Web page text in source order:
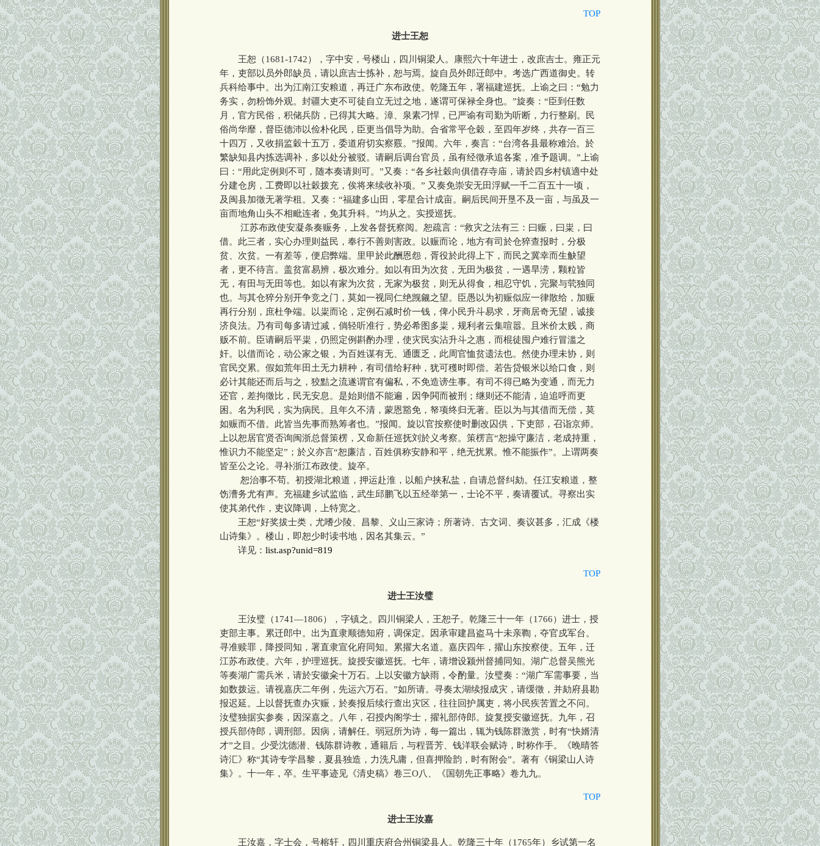
TOP
进士王恕
王恕（1681-1742），字中安，号楼山，四川铜梁人。康熙六十年进士，改庶吉士。雍正元
年，吏部以员外郎缺员，请以庶吉士拣补，恕与焉。旋自员外郎迁郎中。考选广西道御史。转
兵科给事中。出为江南江安粮道，再迁广东布政使。乾隆五年，署福建巡抚。上谕之曰：“勉力
务实，勿粉饰外观。封疆大吏不可徒自立无过之地，遂谓可保禄全身也。”旋奏：“臣到任数
月，官方民俗，积储兵防，已得其大略。漳、泉素刁悍，已严谕有司勤为听断，力行整刷。民
俗尚华靡，督臣德沛以俭朴化民，臣更当倡导为助。合省常平仓穀，至四年岁终，共存一百三
十四万，又收捐监穀十五万，委道府切实察覈。”报闻。六年，奏言：“台湾各县最称难治。於
繁缺知县内拣选调补，多以处分被驳。请嗣后调台官员，虽有经徵承追各案，准予题调。”上谕
曰：“用此定例则不可，随本奏请则可。”又奏：“各乡社穀向俱借存寺庙，请於四乡村镇適中处
分建仓房，工费即以社穀拨充，俟将来续收补项。” 又奏免崇安无田浮赋一千二百五十一顷，
及闽县加徵无著学租。又奏：“福建多山田，零星合计成亩。嗣后民间开垦不及一亩，与虽及一
亩而地角山头不相毗连者，免其升科。”均从之。实授巡抚。
江苏布政使安凝条奏赈务，上发各督抚察阅。恕疏言：“救灾之法有三：曰赈，曰粜，曰
借。此三者，实心办理则益民，奉行不善则害政。以赈而论，地方有司於仓猝查报时，分极
贫、次贫。一有差等，便启弊端。里甲於此酬恩怨，胥役於此得上下，而民之冀幸而生觖望
者，更不待言。盖贫富易辨，极次难分。如以有田为次贫，无田为极贫，一遇旱涝，颗粒皆
无，有田与无田等也。如以有家为次贫，无家为极贫，则无从得食，相忍守饥，完聚与茕独同
也。与其仓猝分别开争竞之门，莫如一视同仁绝觊觎之望。臣愚以为初赈似应一律散给，加赈
再行分别，庶杜争端。以粜而论，定例石减时价一钱，俾小民升斗易求，牙商居奇无望，诚接
济良法。乃有司每多请过减，倘轻听准行，势必希图多粜，规利者云集喧嚣。且米价太贱，商
贩不前。臣请嗣后平粜，仍照定例斟酌办理，使灾民实沾升斗之惠，而棍徒囤户难行冒滥之
奸。以借而论，动公家之银，为百姓谋有无、通匮乏，此周官恤贫遗法也。然使办理未协，则
官民交累。假如荒年田土无力耕种，有司借给耔种，犹可穫时即偿。若告贷银米以给口食，则
必计其能还而后与之，狡黠之流遂谓官有偏私，不免造谤生事。有司不得已略为变通，而无力
还官，差拘徵比，民无安息。是始则借不能遍，因争閧而被刑；继则还不能清，迫追呼而更
困。名为利民，实为病民。且年久不清，蒙恩豁免，帑项终归无著。臣以为与其借而无偿，莫
如赈而不借。此皆当先事而熟筹者也。”报闻。旋以官按察使时删改囚供，下吏部，召诣京师。
上以恕居官贤否询闽浙总督策楞，又命新任巡抚刘於义考察。策楞言“恕操守廉洁，老成持重，
惟识力不能坚定”；於义亦言“恕廉洁，百姓俱称安静和平，绝无扰累。惟不能振作”。上谓两奏
皆至公之论。寻补浙江布政使。旋卒。
恕治事不苟。初授湖北粮道，押运赴淮，以船户挟私盐，自请总督纠劾。任江安粮道，整
饬漕务尤有声。充福建乡试监临，武生邱鹏飞以五经举第一，士论不平，奏请覆试。寻察出实
使其弟代作，吏议降调，上特宽之。
王恕“好奖拔士类，尤嗜少陵、昌黎、义山三家诗；所著诗、古文词、奏议甚多，汇成《楼
山诗集》。楼山，即恕少时读书地，因名其集云。”
详见： list.asp?unid=819
TOP
进士王汝璧
王汝璧（1741—1806），字镇之。四川铜梁人，王恕子。乾隆三十一年（1766）进士，授
吏部主事。累迁郎中。出为直隶顺德知府，调保定。因承审建昌盗马十未亲鞫，夺官戍军台。
寻准赎罪，降授同知，署直隶宣化府同知。累擢大名道。嘉庆四年，擢山东按察使。五年，迁
江苏布政使。六年，护理巡抚。旋授安徽巡抚。七年，请增设颍州督捕同知。湖广总督吴熊光
等奏湖广需兵米，请於安徽籴十万石。上以安徽方缺雨，令酌量。汝璧奏：“湖广军需事要，当
如数拨运。请视嘉庆二年例，先运六万石。”如所请。寻奏太湖续报成灾，请缓徵，并劾府县勘
报迟延。上以督抚查办灾赈，於奏报后续行查出灾区，往往回护属吏，将小民疾苦置之不问。
汝璧独据实参奏，因深嘉之。八年，召授内阁学士，擢礼部侍郎。旋复授安徽巡抚。九年，召
授兵部侍郎，调刑部。因病，请解任。弱冠所为诗，每一篇出，辄为钱陈群激赏，时有“快婿清
才”之目。少受沈德潜、钱陈群诗教，通籍后，与程晋芳、钱洋联会赋诗，时称作手。《晚晴答
诗汇》称“其诗专学昌黎，夏县独造，力洗凡庸，但喜押险韵，时有附会”。著有《铜梁山人诗
集》。十一年，卒。生平事迹见《清史稿》卷三O八、《国朝先正事略》卷九九。
TOP
进士王汝嘉
王汝嘉，字士会，号榕轩，四川重庆府合州铜梁县人。乾隆三十年（1765年）乡试第一名